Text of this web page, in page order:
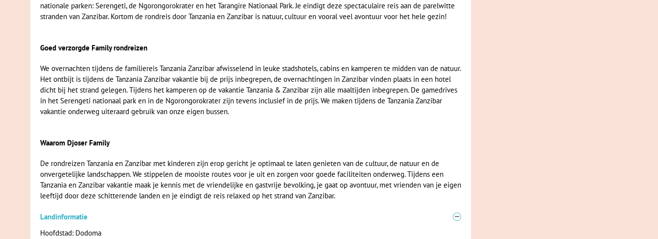
nationale parken: Serengeti, de Ngorongorokrater en het Tarangire Nationaal Park. Je eindigt deze spectaculaire reis aan de parelwitte
stranden van Zanzibar. Kortom de rondreis door Tanzania en Zanzibar is natuur, cultuur en vooral veel avontuur voor het hele gezin!
Goed verzorgde Family rondreizen
We overnachten tijdens de familiereis Tanzania Zanzibar afwisselend in leuke stadshotels, cabins en kamperen te midden van de natuur.
Het ontbijt is tijdens de Tanzania Zanzibar vakantie bij de prijs inbegrepen, de overnachtingen in Zanzibar vinden plaats in een hotel
dicht bij het strand gelegen. Tijdens het kamperen op de vakantie Tanzania & Zanzibar zijn alle maaltijden inbegrepen. De gamedrives
in het Serengeti nationaal park en in de Ngorongorokrater zijn tevens inclusief in de prijs. We maken tijdens de Tanzania Zanzibar
vakantie onderweg uiteraard gebruik van onze eigen bussen.
Waarom Djoser Family
De rondreizen Tanzania en Zanzibar met kinderen zijn erop gericht je optimaal te laten genieten van de cultuur, de natuur en de
onvergetelijke landschappen. We stippelen de mooiste routes voor je uit en zorgen voor goede faciliteiten onderweg. Tijdens een
Tanzania en Zanzibar vakantie maak je kennis met de vriendelijke en gastvrije bevolking, je gaat op avontuur, met vrienden van je eigen
leeftijd door deze schitterende landen en je eindigt de reis relaxed op het strand van Zanzibar.
Landinformatie
Hoofdstad: Dodoma